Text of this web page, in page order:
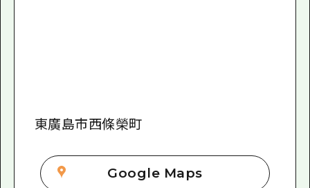
東廣島市西條榮町
Google Maps